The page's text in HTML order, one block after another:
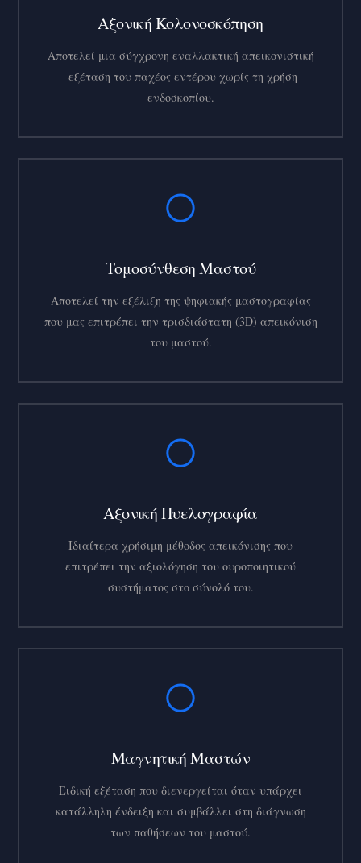
Αξονική Κολονοσκόπηση
Αποτελεί μια σύγχρονη εναλλακτική απεικονιστική
εξέταση του παχέος εντέρου χωρίς τη χρήση
ενδοσκοπίου.
Τομοσύνθεση Μαστoύ
Αποτελεί την εξέλιξη της ψηφιακής μαστογραφίας
που μας επιτρέπει την τρισδιάστατη (3D) απεικόνιση
του μαστού.
Αξονική Πυελογραφία
Ιδιαίτερα χρήσιμη μέθοδος απεικόνισης που
επιτρέπει την αξιολόγηση του ουροποιητικού
συστήματος στο σύνολό του.
Μαγνητική Μαστών
Ειδική εξέταση που διενεργείται όταν υπάρχει
κατάλληλη ένδειξη και συμβάλλει στη διάγνωση
των παθήσεων του μαστού.